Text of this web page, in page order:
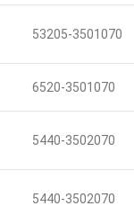
53205-3501070
6520-3501070
5440-3502070
5440-3502070